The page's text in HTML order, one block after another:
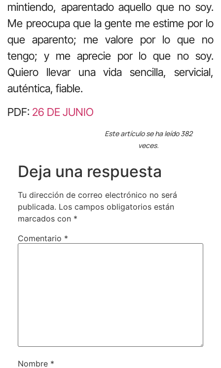
mintiendo, aparentado aquello que no soy.
Me preocupa que la gente me estime por lo
que aparento; me valore por lo que no
tengo; y me aprecie por lo que no soy.
Quiero llevar una vida sencilla, servicial,
auténtica, fiable.
PDF: 26 DE JUNIO
Este artículo se ha leído 382
veces.
Deja una respuesta
Tu dirección de correo electrónico no será
publicada. Los campos obligatorios están
marcados con *
Comentario *
Nombre *